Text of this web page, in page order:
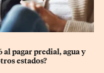
al pagar predial, agua y
estados?